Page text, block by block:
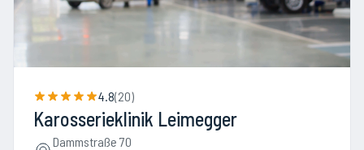
4.8(20)
Karosserieklinik Leimegger
Dammstraße 70